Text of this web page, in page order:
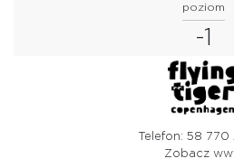
poziom
-1
Telefon: 58 770
Zobacz